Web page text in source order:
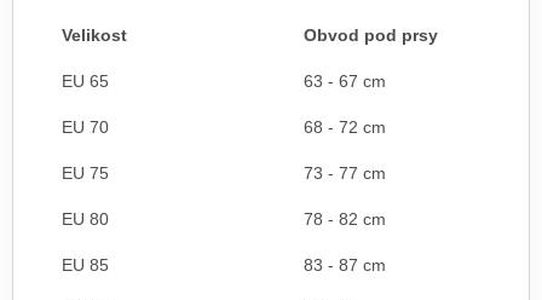
Velikost Obvod pod prsy
EU 65 63 - 67 cm
EU 70 68 - 72 cm
EU 75 73 - 77 cm
EU 80 78 - 82 cm
EU 85 83 - 87 cm